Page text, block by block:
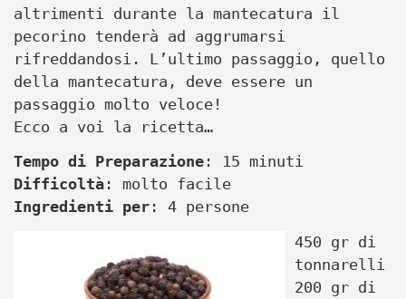
altrimenti durante la mantecatura il
pecorino tenderà ad aggrumarsi
rifreddandosi. L’ultimo passaggio, quello
della mantecatura, deve essere un
passaggio molto veloce!
Ecco a voi la ricetta…
Tempo di Preparazione : 15 minuti
Difficoltà : molto facile
Ingredienti per : 4 persone
450 gr di
tonnarelli
200 gr di